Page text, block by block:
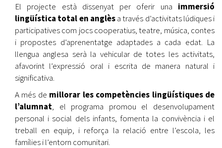
El projecte està dissenyat per oferir una immersió
lingüística total en anglèsa través d’activitats lúdiques i
participatives com jocs cooperatius, teatre, música, contes
i propostes d’aprenentatge adaptades a cada edat. La
llengua anglesa serà la vehicular de totes les activitats,
afavorint l’expressió oral i escrita de manera natural i
significativa.
A més de millorar les competències lingüístiques de
l’alumnat, el programa promou el desenvolupament
personal i social dels infants, fomenta la convivència i el
treball en equip, i reforça la relació entre l’escola, les
famílies i l’entorn comunitari.